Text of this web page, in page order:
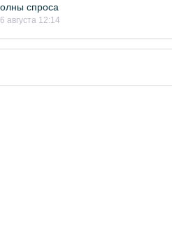
спроса
августа 12:14